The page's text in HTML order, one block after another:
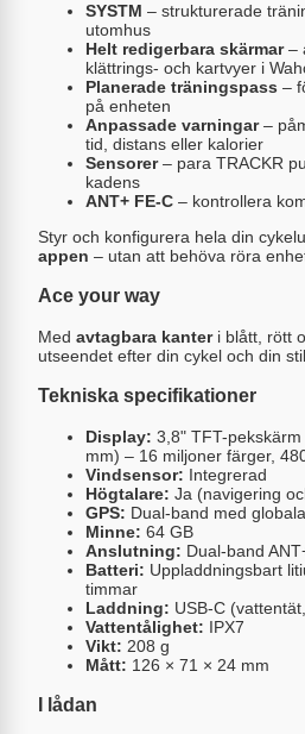
SYSTM – strukturerade
utomhus
Helt redigerbara skärmar–
klättrings- och kartvyer i
Planerade träningspass –
på enheten
Anpassade varningar–
tid, distans eller kalorier
Sensorer– para TRACKR
kadens
ANT+ FE-C – kontrollera
Styr och konfigurera hela din
appen – utan att behöva röra
Ace your way
Med avtagbara kanteri blått, rött
utseendet efter din cykel och din stil.
Tekniska specifikationer
Display: 3,8" TFT-
mm) – 16 miljoner färger,
Vindsensor: Integrerad
Högtalare: Ja (navigering
GPS: Dual-band med
Minne: 64 GB
Anslutning: Dual-band
Batteri: Uppladdningsbart
timmar
Laddning: USB-C
Vattentålighet: IPX7
Vikt: 208 g
Mått: 126 × 71 × 24 mm
I lådan